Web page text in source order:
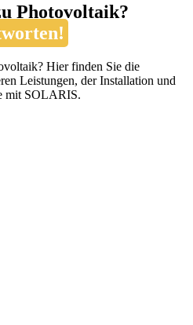
Photovoltaik?
Hier finden Sie die
Leistungen, der Installation und
mit SOLARIS.